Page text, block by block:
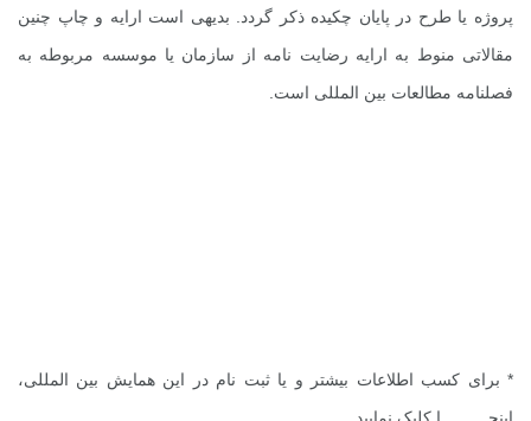
پروژه یا طرح در پایان چکیده ذکر گردد. بدیهی است ارایه و چاپ چنین
مقالاتی منوط به ارایه رضایت نامه از سازمان یا موسسه مربوطه به
فصلنامه مطالعات بین المللی است.
* برای کسب اطلاعات بیشتر و یا ثبت نام در این همایش بین المللی،